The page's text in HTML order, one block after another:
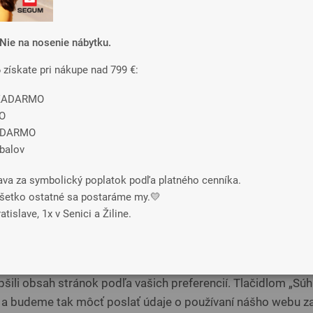
na nosenie nábytku.
získate pri nákupe nad 799 €:
za symbolický poplatok podľa platného cenníka.
ostatné sa postaráme my.💛
1x v Senici a Žiline.
20 % lacnejší.
€ 34
vašom súkromí
obsah stránok podľa vašich preferencií. Tlačidlom
budeme tak môcť poslať údaje o používaní nášho webu